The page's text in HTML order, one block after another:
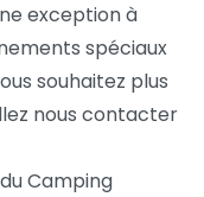
exception à
spéciaux
souhaitez plus
nous contacter
Camping